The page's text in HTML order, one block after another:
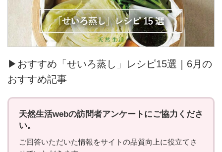
▶おすすめ「せいろ蒸し」レシピ15選｜6月の
おすすめ記事